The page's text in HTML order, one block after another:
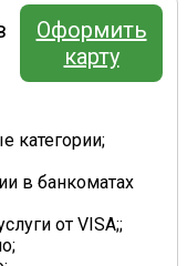
Оформить
карту
категории;
в банкоматах
от VISA;;